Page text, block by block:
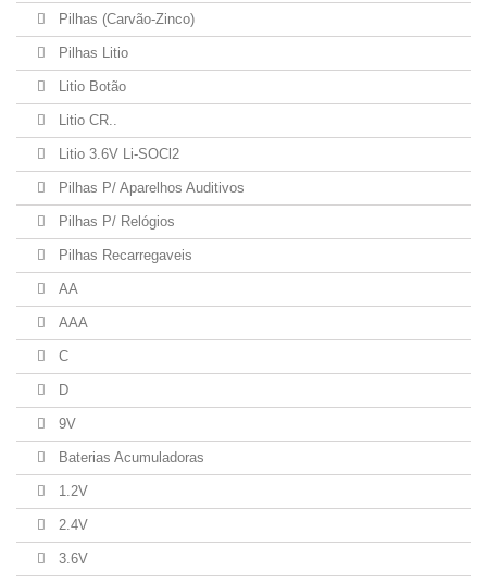
Pilhas (Carvão-Zinco)
Pilhas Litio
Litio Botão
Litio CR..
Litio 3.6V Li-SOCl2
Pilhas P/ Aparelhos Auditivos
Pilhas P/ Relógios
Pilhas Recarregaveis
AA
AAA
C
D
9V
Baterias Acumuladoras
1.2V
2.4V
3.6V